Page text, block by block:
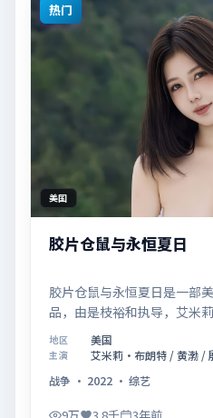
热门
美国
胶片仓鼠与永恒夏日
胶片仓鼠与永恒夏日是一部
品，由是枝裕和执导，艾米
联合主演，于2022年10月17
「记忆拼图里的真相碎片」
富有张力，节奏起伏得当，
调度强化了类型片的观感体
空间，适合关注现实主义叙
地区 美国
主演
艾米莉·布朗特 / 黄渤 /
战争 · 2022 · 综艺